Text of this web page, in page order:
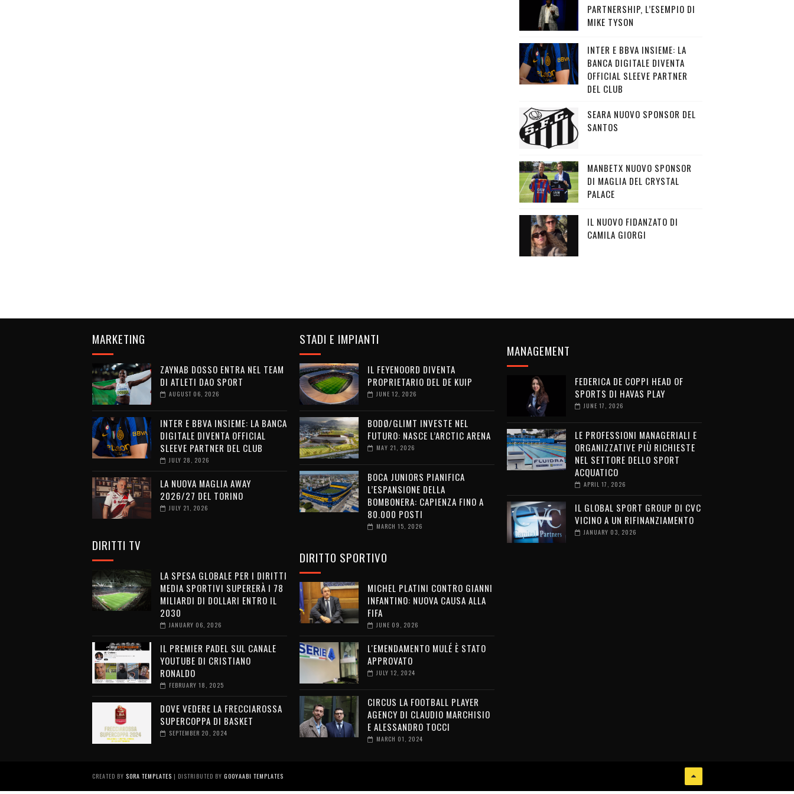
PARTNERSHIP, L’ESEMPIO DI
MIKE TYSON
INTER E BBVA INSIEME: LA
BANCA DIGITALE DIVENTA
OFFICIAL SLEEVE PARTNER
DEL CLUB
SEARA NUOVO SPONSOR DEL
SANTOS
MANBETX NUOVO SPONSOR
DI MAGLIA DEL CRYSTAL
PALACE
IL NUOVO FIDANZATO DI
CAMILA GIORGI
MARKETING
ZAYNAB DOSSO ENTRA NEL TEAM
DI ATLETI DAO SPORT
AUGUST 06, 2026
INTER E BBVA INSIEME: LA BANCA
DIGITALE DIVENTA OFFICIAL
SLEEVE PARTNER DEL CLUB
JULY 28, 2026
LA NUOVA MAGLIA AWAY
2026/27 DEL TORINO
JULY 21, 2026
DIRITTI TV
LA SPESA GLOBALE PER I DIRITTI
MEDIA SPORTIVI SUPERERÀ I 78
MILIARDI DI DOLLARI ENTRO IL
2030
JANUARY 06, 2026
IL PREMIER PADEL SUL CANALE
YOUTUBE DI CRISTIANO
RONALDO
FEBRUARY 18, 2025
DOVE VEDERE LA FRECCIAROSSA
SUPERCOPPA DI BASKET
SEPTEMBER 20, 2024
STADI E IMPIANTI
IL FEYENOORD DIVENTA
PROPRIETARIO DEL DE KUIP
JUNE 12, 2026
BODØ/GLIMT INVESTE NEL
FUTURO: NASCE L’ARCTIC ARENA
MAY 21, 2026
BOCA JUNIORS PIANIFICA
L’ESPANSIONE DELLA
BOMBONERA: CAPIENZA FINO A
80.000 POSTI
MARCH 15, 2026
DIRITTO SPORTIVO
MICHEL PLATINI CONTRO GIANNI
INFANTINO: NUOVA CAUSA ALLA
FIFA
JUNE 09, 2026
L'EMENDAMENTO MULÉ È STATO
APPROVATO
JULY 12, 2024
CIRCUS LA FOOTBALL PLAYER
AGENCY DI CLAUDIO MARCHISIO
E ALESSANDRO TOCCI
MARCH 01, 2024
MANAGEMENT
FEDERICA DE COPPI HEAD OF
SPORTS DI HAVAS PLAY
JUNE 17, 2026
LE PROFESSIONI MANAGERIALI E
ORGANIZZATIVE PIÙ RICHIESTE
NEL SETTORE DELLO SPORT
ACQUATICO
APRIL 17, 2026
IL GLOBAL SPORT GROUP DI CVC
VICINO A UN RIFINANZIAMENTO
JANUARY 03, 2026
CREATED BY SORA TEMPLATES | DISTRIBUTED BY GOOYAABI TEMPLATES